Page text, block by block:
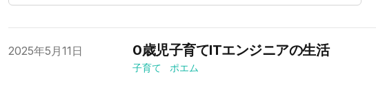
Published on
2025年5月11日 0歳児子育てITエンジニアの生活
子育て ポエム